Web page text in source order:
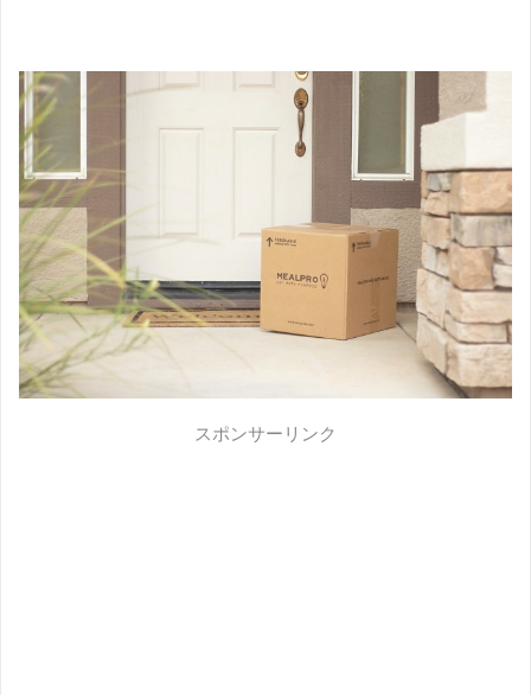
スポンサーリンク